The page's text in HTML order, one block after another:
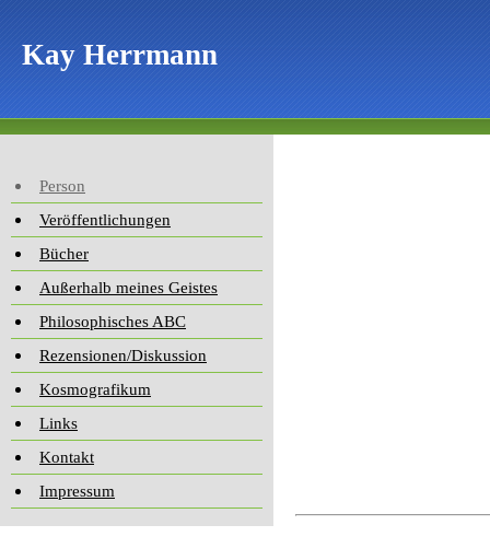
Kay Herrmann
Person
Veröffentlichungen
Bücher
Außerhalb meines Geistes
Philosophisches ABC
Rezensionen/Diskussion
Kosmografikum
Links
Kontakt
Impressum